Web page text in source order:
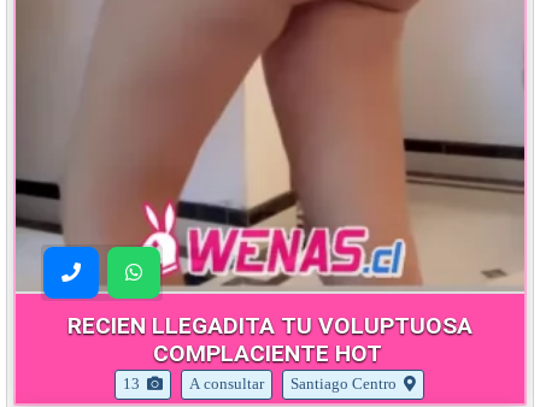
RECIEN LLEGADITA TU VOLUPTUOSA
COMPLACIENTE HOT
13 A consultar Santiago Centro